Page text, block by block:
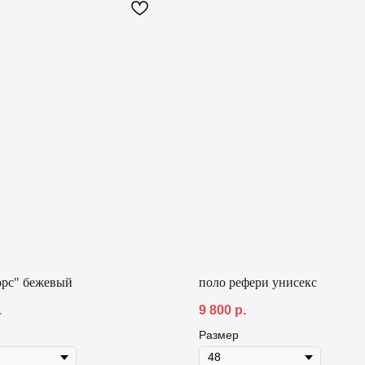
бежевый поло рефери унисекс
9 800 р.
Размер